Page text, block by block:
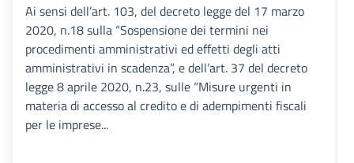
Ai sensi dell’art. 103, del decreto legge del 17 marzo
2020, n.18 sulla “Sospensione dei termini nei
procedimenti amministrativi ed effetti degli atti
amministrativi in scadenza”, e dell’art. 37 del decreto
legge 8 aprile 2020, n.23, sulle “Misure urgenti in
materia di accesso al credito e di adempimenti fiscali
per le imprese...